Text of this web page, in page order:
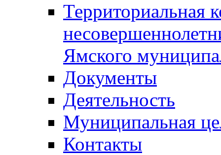
Территориальная
Ямского
Документы
Деятельность
Муниципальная
Контакты